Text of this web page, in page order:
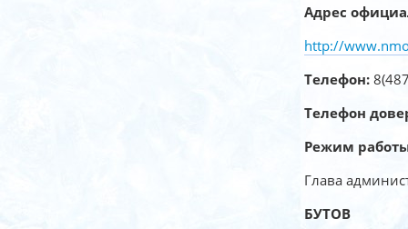
Адрес
http://
Телефон:
Телефон
Режим
Глава
БУТОВ